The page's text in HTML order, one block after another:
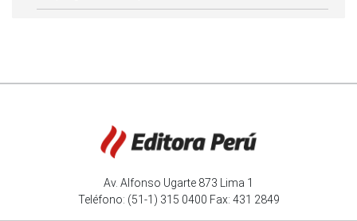
Av. Alfonso Ugarte 873 Lima 1
Teléfono: (51-1) 315 0400 Fax: 431 2849